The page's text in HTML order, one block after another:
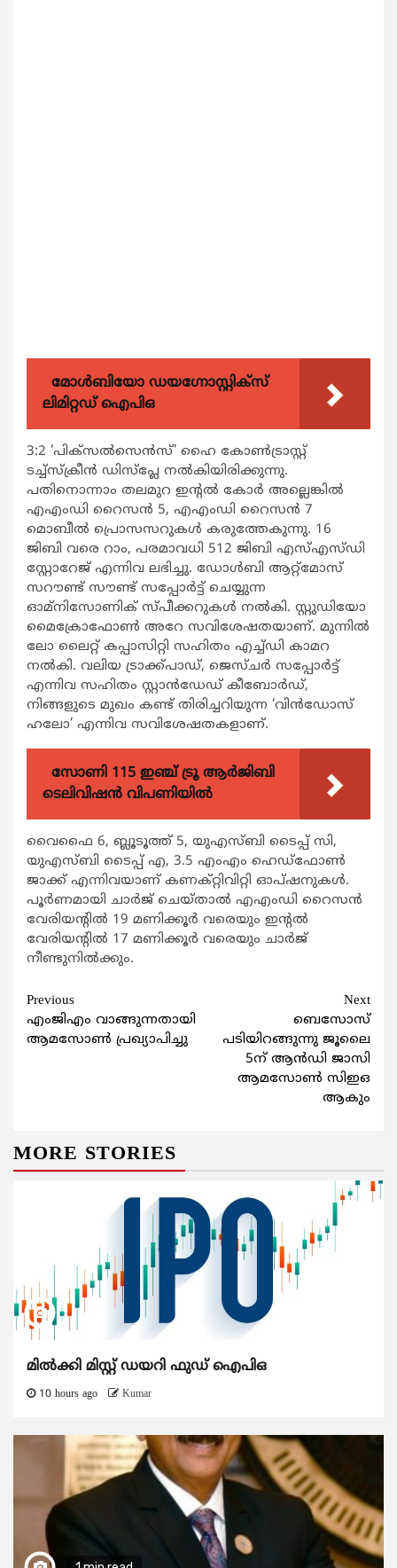
മോൾബിയോ ഡയഗ്നോസ്റ്റിക്സ്
ലിമിറ്റഡ് ഐപിഒ
3:2 ‘പിക്‌സല്‍സെന്‍സ്’ ഹൈ കോണ്‍ട്രാസ്റ്റ്
ടച്ച്‌സ്‌ക്രീന്‍ ഡിസ്‌പ്ലേ നല്‍കിയിരിക്കുന്നു.
പതിനൊന്നാം തലമുറ ഇന്റല്‍ കോര്‍ അല്ലെങ്കില്‍
എഎംഡി റൈസന്‍ 5, എഎംഡി റൈസന്‍ 7
മൊബീല്‍ പ്രൊസസറുകള്‍ കരുത്തേകുന്നു. 16
ജിബി വരെ റാം, പരമാവധി 512 ജിബി എസ്എസ്ഡി
സ്റ്റോറേജ് എന്നിവ ലഭിച്ചു. ഡോള്‍ബി ആറ്റ്‌മോസ്
സറൗണ്ട് സൗണ്ട് സപ്പോര്‍ട്ട് ചെയ്യുന്ന
ഓമ്‌നിസോണിക് സ്പീക്കറുകള്‍ നല്‍കി. സ്റ്റുഡിയോ
മൈക്രോഫോണ്‍ അറേ സവിശേഷതയാണ്. മുന്നില്‍
ലോ ലൈറ്റ് കപ്പാസിറ്റി സഹിതം എച്ച്ഡി കാമറ
നല്‍കി. വലിയ ട്രാക്ക്പാഡ്, ജെസ്ചര്‍ സപ്പോര്‍ട്ട്
എന്നിവ സഹിതം സ്റ്റാന്‍ഡേഡ് കീബോര്‍ഡ്,
നിങ്ങളുടെ മുഖം കണ്ട് തിരിച്ചറിയുന്ന ‘വിന്‍ഡോസ്
ഹലോ’ എന്നിവ സവിശേഷതകളാണ്.
സോണി 115 ഇഞ്ച് ട്രൂ ആർജിബി
ടെലിവിഷൻ വിപണിയിൽ
വൈഫൈ 6, ബ്ലൂടൂത്ത് 5, യുഎസ്ബി ടൈപ്പ് സി,
യുഎസ്ബി ടൈപ്പ് എ, 3.5 എംഎം ഹെഡ്‌ഫോണ്‍
ജാക്ക് എന്നിവയാണ് കണക്റ്റിവിറ്റി ഓപ്ഷനുകള്‍.
പൂര്‍ണമായി ചാര്‍ജ് ചെയ്താല്‍ എഎംഡി റൈസന്‍
വേരിയന്റില്‍ 19 മണിക്കൂര്‍ വരെയും ഇന്റല്‍
വേരിയന്റില്‍ 17 മണിക്കൂര്‍ വരെയും ചാര്‍ജ്
നീണ്ടുനില്‍ക്കും.
Continue
Reading
Previous
എംജിഎം വാങ്ങുന്നതായി
ആമസോണ്‍ പ്രഖ്യാപിച്ചു
Next
ബെസോസ്
പടിയിറങ്ങുന്നു ജൂലൈ
5ന് ആന്‍ഡി ജാസി
ആമസോണ്‍ സിഇഒ
ആകും
MORE STORIES
മിൽക്കി മിസ്റ്റ് ഡയറി ഫുഡ് ഐപിഒ
10 hours ago Kumar